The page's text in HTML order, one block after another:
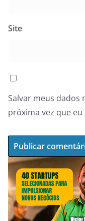
Site
Salvar meus dados
próxima vez que